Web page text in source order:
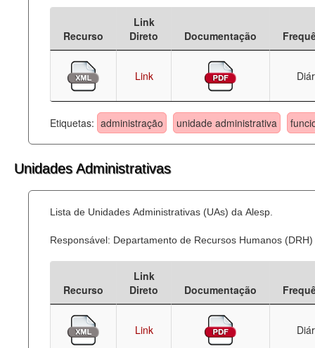
Recurso
Link
Direto
Documentação
Link
Etiquetas: administração unidade administrativa
Unidades Administrativas
Lista de Unidades Administrativas (UAs) da Alesp.
Responsável: Departamento de Recursos Humanos (DRH)
Recurso
Link
Direto
Documentação
Link